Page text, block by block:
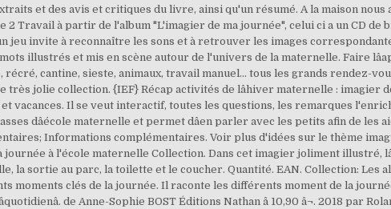
et des avis et critiques du livre, ainsi qu'un résumé. A la maison nous
2 Travail à partir de l'album "L'imagier de ma journée", celui ci a un CD de
jeu invite à reconnaître les sons et à retrouver les images
illustrés et mis en scène autour de l'univers de la maternelle. Faire
cantine, sieste, animaux, travail manuel... tous les grands rendez-
jolie collection. {IEF} Récap activités de lâhiver maternelle : imagier de
vacances. Il se veut interactif, toutes les questions, les remarques
dâécole maternelle et permet dâen parler avec les petits afin de les
Informations complémentaires. Voir plus d'idées sur le thème
à l'école maternelle Collection. Dans cet imagier joliment illustré,
sortie au parc, la toilette et le coucher. Quantité. EAN. Collection: Les
moments clés de la journée. Il raconte les différents moment de la
de Anne-Sophie BOST Éditions Nathan â 10,90 â¬. 2018 par